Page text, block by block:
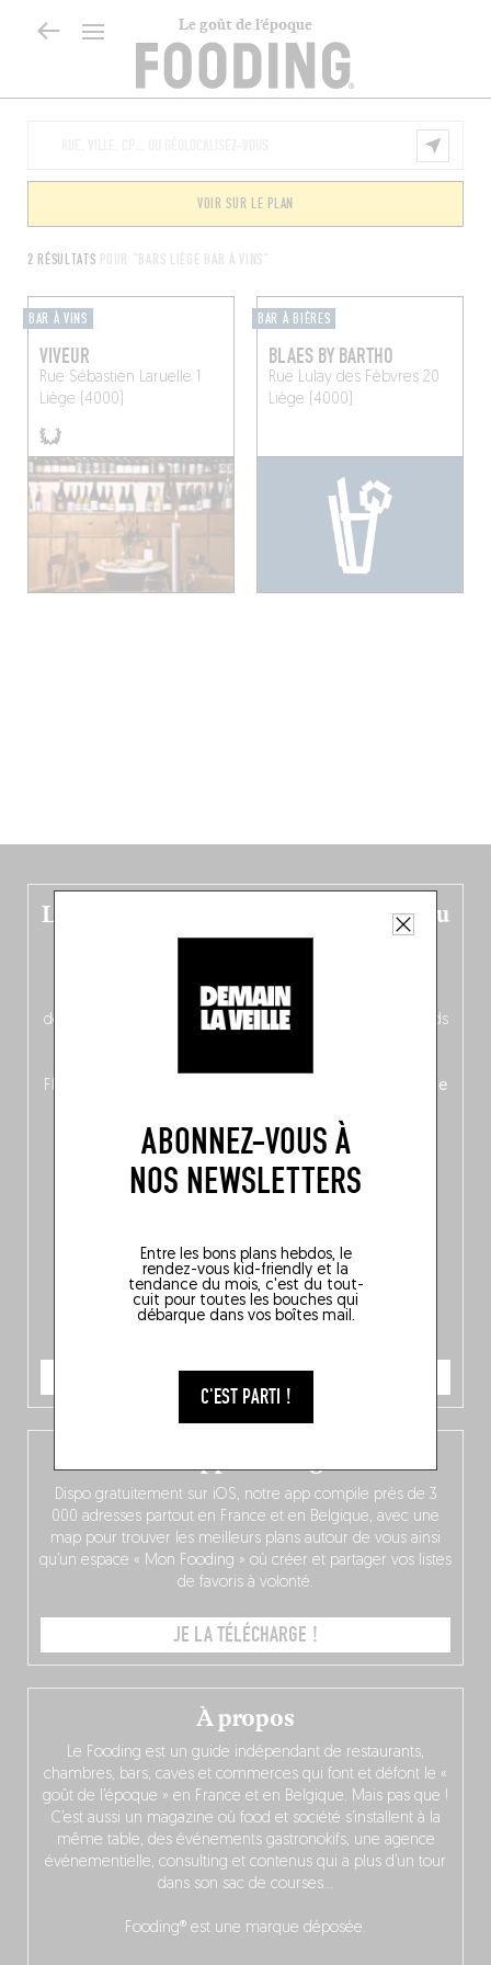
Le goût de l’époque
ABONNEZ-VOUS À
NOS NEWSLETTERS
Entre les bons plans hebdos, le
rendez-vous kid-friendly et la
tendance du mois, c'est du tout-
cuit pour toutes les bouches qui
débarque dans vos boîtes mail.
C'EST PARTI !
2 RÉSULTATS POUR "BARS LIÈGE BAR À VINS"
VOIR SUR LE PLAN
BAR À VINS
VIVEUR
Rue Sébastien Laruelle 1
Liège (4000)
BAR À BIÈRES
BLAES BY BARTHO
Rue Lulay des Fèbvres 20
Liège (4000)
Le nouveau guide Belgique est sorti du
four !
néerlandais côté face – à moins que ne soit l’inverse ?),
découvrez
une partie mag « Nord-Zuid »
qui met les pieds
Flandre, à Bruxelles et en Wallonie, ainsi qu’
un palmarès de
JE COMMANDE
À propos
Le Fooding est un guide indépendant de restaurants,
chambres, bars, caves et commerces qui font et défont le «
goût de l’époque » en France et en Belgique. Mais pas que !
C’est aussi un magazine où food et société s’installent à la
même table, des événements gastronokifs, une agence
événementielle, consulting et contenus qui a plus d’un tour
dans son sac de courses…
Fooding® est une marque déposée.
Dispo gratuitement sur iOS, notre app compile près de 3
000 adresses partout en France et en Belgique, avec une
map pour trouver les meilleurs plans autour de vous ainsi
qu’un espace « Mon Fooding » où créer et partager vos listes
de favoris à volonté.
JE LA TÉLÉCHARGE !